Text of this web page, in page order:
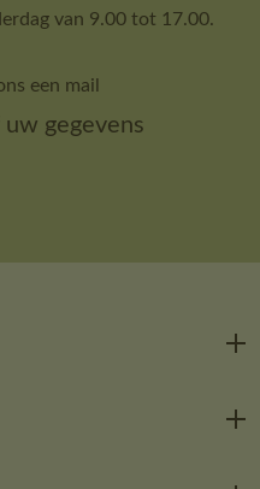
van 9.00 tot 17.00.
een mail
gegevens